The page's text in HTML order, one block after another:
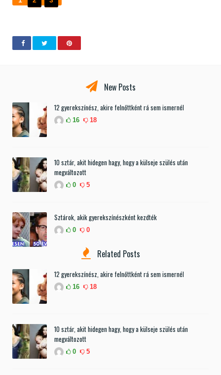
New Posts
12 gyerekszínész, akire felnőttként rá sem ismernél
16 18
10 sztár, akit hidegen hagy, hogy a külseje szülés után
megváltozott
0 5
Sztárok, akik gyerekszínészként kezdték
0 0
Related Posts
12 gyerekszínész, akire felnőttként rá sem ismernél
16 18
10 sztár, akit hidegen hagy, hogy a külseje szülés után
megváltozott
0 5